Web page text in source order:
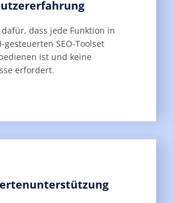
dass jede Funktion in
gesteuerten SEO-Toolset
ist und keine
erfordert.